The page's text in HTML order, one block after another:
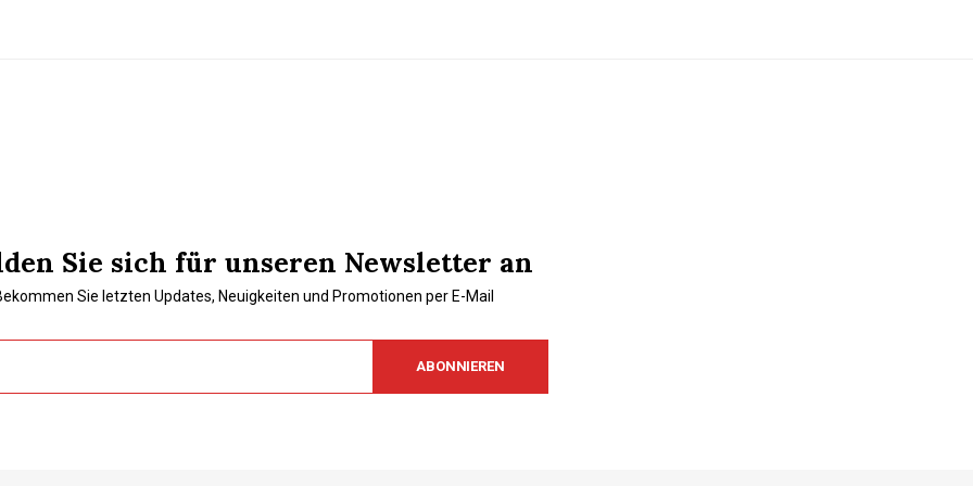
Sie sich für unseren Newsletter an
Sie letzten Updates, Neuigkeiten und Promotionen per E-Mail
ABONNIEREN